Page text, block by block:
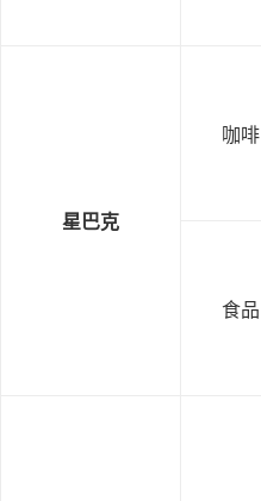
星巴克
咖啡
食品